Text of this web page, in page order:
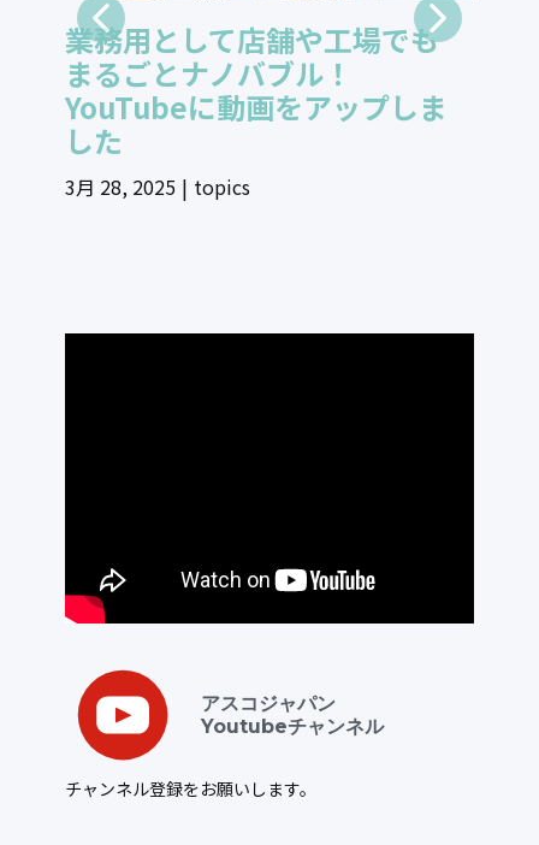
業務用として店舗や工場でも
まるごとナノバブル！
YouTubeに動画をアップしま
した
3月 28, 2025 topics
アスコジャパン
Youtubeチャンネル
チャンネル登録をお願いします。